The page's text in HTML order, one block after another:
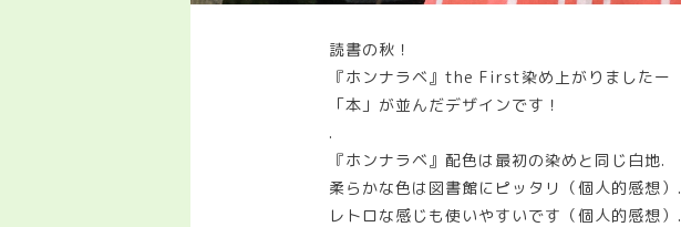
読書の秋！
『ホンナラベ』the First染め上がりましたー
「本」が並んだデザインです！
.
『ホンナラベ』配色は最初の染めと同じ白地.
柔らかな色は図書館にピッタリ（個人的感想）.
レトロな感じも使いやすいです（個人的感想）.